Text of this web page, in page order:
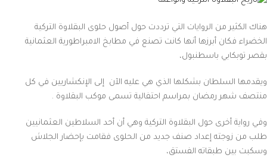
هناك الكثير من الروايات التي ترددت حول أصول حلوى البقلاوة التركية
الخضراء فكان أبرزها أنها كانت تصنع في مطابخ الامبراطورية العثمانية
بقصر توبكابي باسطنبول،
ويقدمها السلطان بشكلها الذي هي عليه الآن إلى الإنكشاريين في كل
منتصف شهر رمضان بمراسم احتفالية تسمى موكب البقلاوة .
وفي رواية أخرى حول البقلاوة التركية وهي أن أحد السلاطين العثمانيين
طلب من زوجته إعداد صنف جديد من الحلوى فقامت بإحضار الجلاش
وسكبت بين طبقاته الفستق،